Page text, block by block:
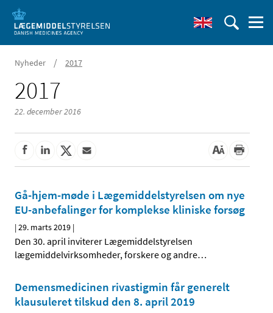
Nyheder / 2017
2017
22. december 2016
Gå-hjem-møde i Lægemiddelstyrelsen om nye
EU-anbefalinger for komplekse kliniske forsøg
|29. marts 2019 |
Den 30. april inviterer Lægemiddelstyrelsen
lægemiddelvirksomheder, forskere og andre…
Demensmedicinen rivastigmin får generelt
klausuleret tilskud den 8. april 2019